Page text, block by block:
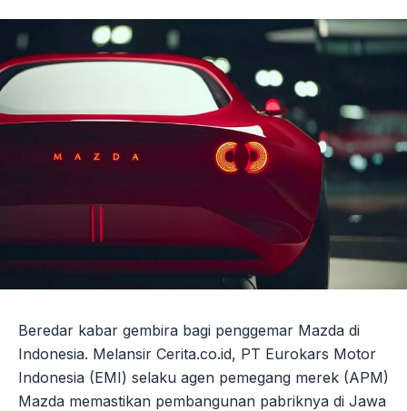
Beredar kabar gembira bagi penggemar Mazda di
Indonesia. Melansir Cerita.co.id, PT Eurokars Motor
Indonesia (EMI) selaku agen pemegang merek (APM)
Mazda memastikan pembangunan pabriknya di Jawa